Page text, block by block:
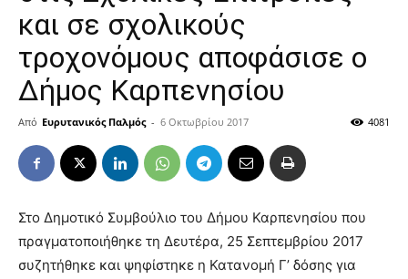
και σε σχολικούς
τροχονόμους αποφάσισε ο
Δήμος Καρπενησίου
Από Ευρυτανικός Παλμός - 6 Οκτωβρίου 2017 4081
Στο Δημοτικό Συμβούλιο του Δήμου Καρπενησίου που
πραγματοποιήθηκε τη Δευτέρα, 25 Σεπτεμβρίου 2017
συζητήθηκε και ψηφίστηκε η Κατανομή Γ’ δόσης για